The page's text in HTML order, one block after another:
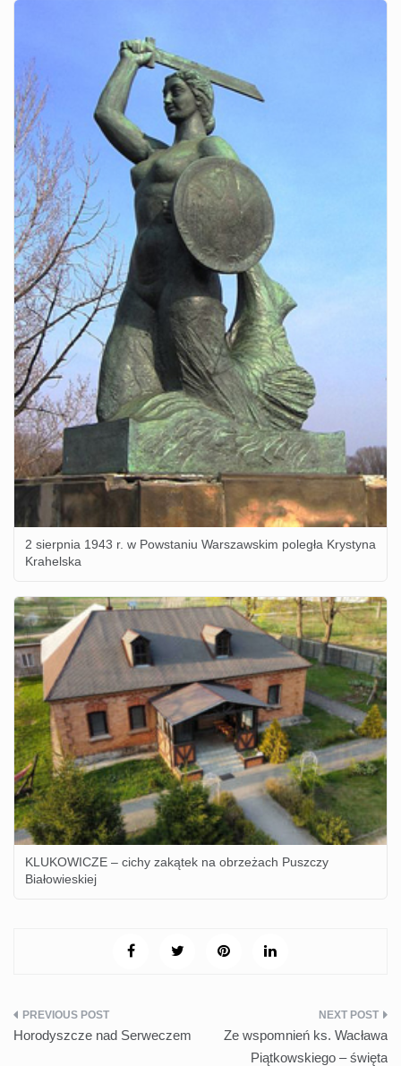
2 sierpnia 1943 r. w Powstaniu Warszawskim poległa Krystyna
Krahelska
KLUKOWICZE – cichy zakątek na obrzeżach Puszczy
Białowieskiej
Nawigacja
Horodyszcze nad Serweczem
Ze wspomnień ks. Wacława
Piątkowskiego – święta